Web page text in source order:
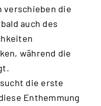
die
auch des
während die
die erste
Enthemmung